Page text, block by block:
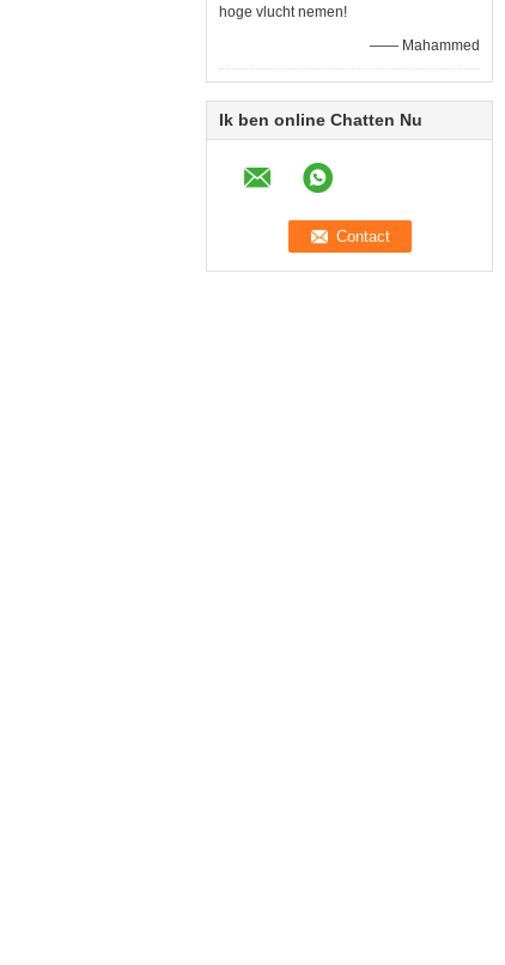
hoge vlucht nemen!
—— Mahammed
Ik ben online Chatten Nu